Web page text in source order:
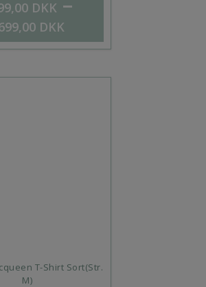
DKK
DKK
T-Shirt Sort(Str.
M)